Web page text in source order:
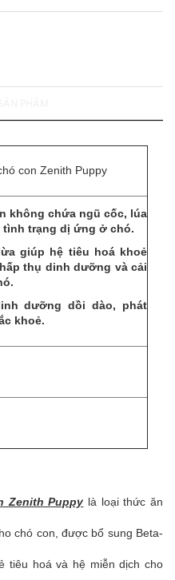
con Zenith Puppy
không chứa ngũ cốc, lúa
tình trạng dị ứng ở chó.
giúp hệ tiêu hoá khoẻ
thụ dinh dưỡng và cải
dưỡng dồi dào, phát
khoẻ.
Zenith Puppy là loại thức ăn
chó con, được bổ sung Beta-
tiêu hoá và hệ miễn dịch cho